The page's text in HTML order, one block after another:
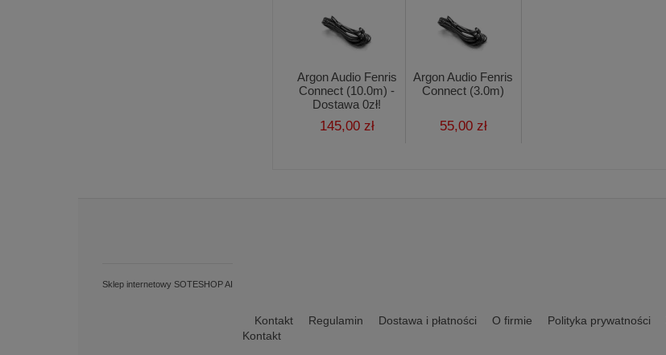
Argon Audio Fenris
Connect (10.0m) -
Dostawa 0zł!
145,00 zł
Argon Audio Fenris
Connect (3.0m)
55,00 zł
Kontakt Regulamin Dostawa i płatności O firmie Polityka prywatności
Kontakt
Sklep internetowy SOTESHOP AI